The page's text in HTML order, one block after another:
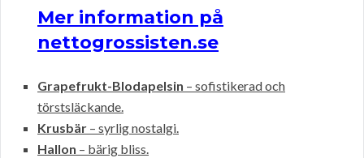
Mer information på
nettogrossisten.se
Grapefrukt-Blodapelsin – sofistikerad och
törstsläckande.
Krusbär – syrlig nostalgi.
Hallon – bärig bliss.